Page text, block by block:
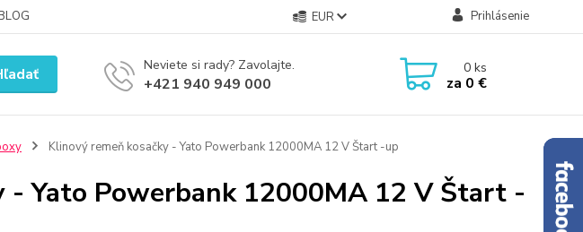
EUR Prihlásenie
Neviete si rady? Zavolajte.
+421 940 949 000
0ks
za 0 €
Klinový remeň kosačky - Yato Powerbank 12000MA 12 V Štart -up
- Yato Powerbank 12000MA 12 V Štart -